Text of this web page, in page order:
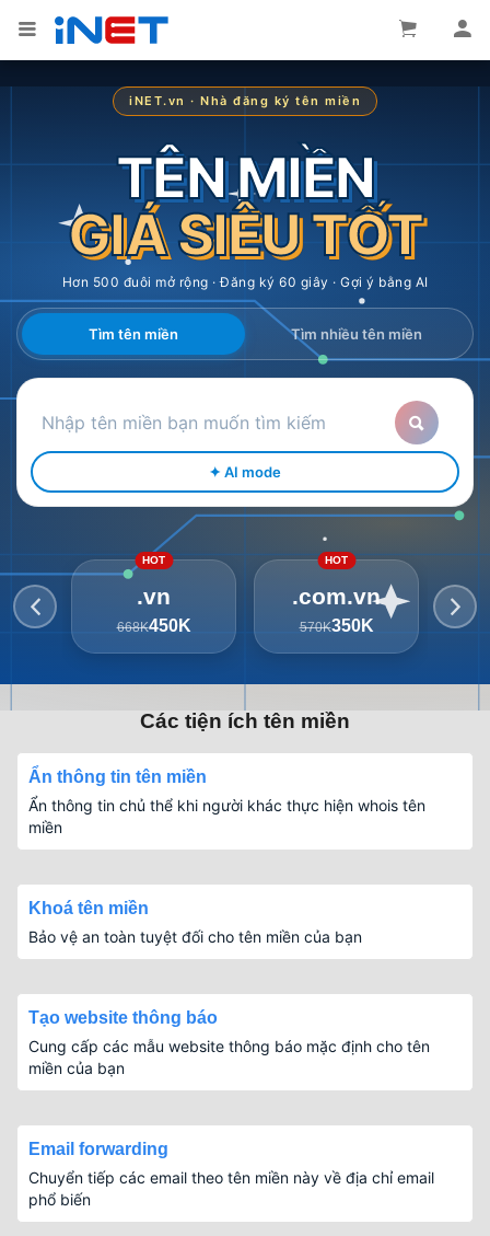
iNET.vn · Nhà đăng ký tên miền
TÊN MIỀN
GIÁ SIÊU TỐT
Hơn 500 đuôi mở rộng · Đăng ký 60 giây · Gợi ý bằng AI
Tìm tên miền Tìm nhiều tên miền
✦ AI mode
HOT
.vn
668K450K
HOT
.com.vn
570K350K
Các tiện ích tên miền
Ẩn thông tin tên miền
Ẩn thông tin chủ thể khi người khác thực hiện whois tên
miền
Khoá tên miền
Bảo vệ an toàn tuyệt đối cho tên miền của bạn
Tạo website thông báo
Cung cấp các mẫu website thông báo mặc định cho tên
miền của bạn
Email forwarding
Chuyển tiếp các email theo tên miền này về địa chỉ email
phổ biến